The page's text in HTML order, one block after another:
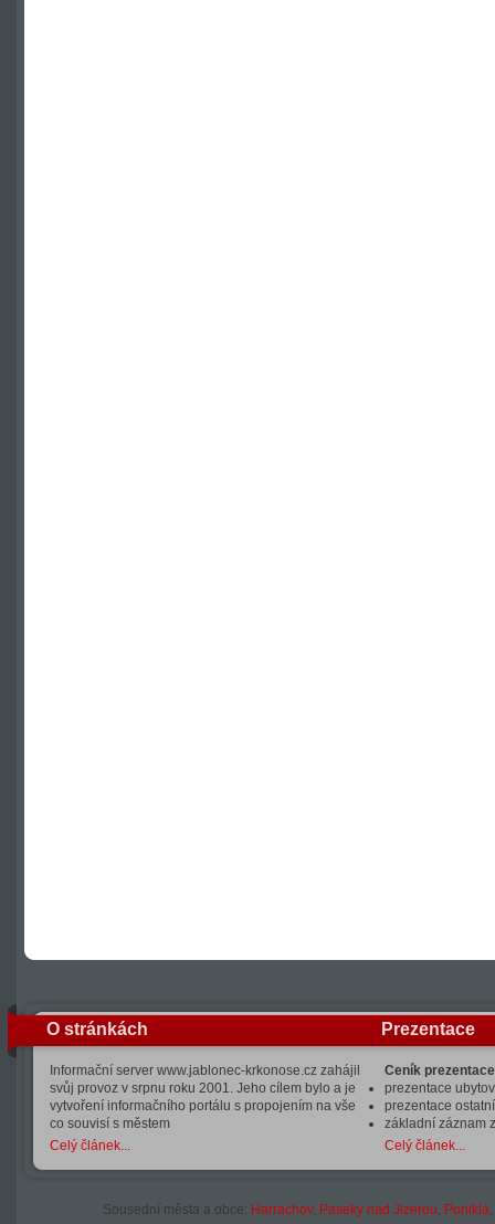
O stránkách
Informační server www.jablonec-krkonose.cz zahájil
svůj provoz v srpnu roku 2001. Jeho cílem bylo a je
vytvoření informačního portálu s propojením na vše
co souvisí s městem
Celý článek...
Prezentace
Ceník
prezentace
prezentace
základní záznam
Celý článek...
Sousední města a obce: Harrachov, Paseky nad Jizerou, Poniklá,